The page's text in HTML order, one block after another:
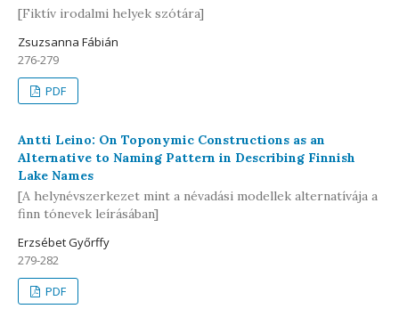
[Fiktív irodalmi helyek szótára]
Zsuzsanna Fábián
276-279
PDF
Antti Leino: On Toponymic Constructions as an
Alternative to Naming Pattern in Describing Finnish
Lake Names
[A helynévszerkezet mint a névadási modellek alternatívája a
finn tónevek leírásában]
Erzsébet Győrffy
279-282
PDF